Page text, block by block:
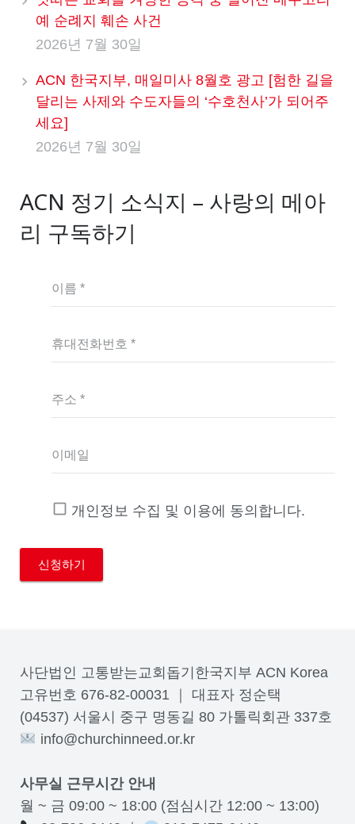
예 순례지 훼손 사건
2026년 7월 30일
ACN 한국지부, 매일미사 8월호 광고 [험한 길을
달리는 사제와 수도자들의 ‘수호천사’가 되어주
세요]
2026년 7월 30일
ACN 정기 소식지 – 사랑의 메아
리 구독하기
이름 *
휴대전화번호 *
주소 *
이메일
개인정보 수집 및 이용에 동의합니다.
사단법인 고통받는교회돕기한국지부 ACN Korea
고유번호 676-82-00031 ｜ 대표자 정순택
(04537) 서울시 중구 명동길 80 가톨릭회관 337호
info@churchinneed.or.kr
사무실 근무시간 안내
월 ~ 금 09:00 ~ 18:00 (점심시간 12:00 ~ 13:00)